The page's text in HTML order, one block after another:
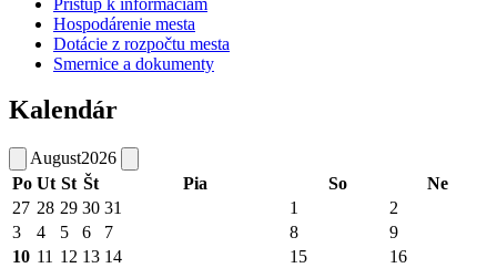
Hospodárenie mesta
Dotácie z rozpočtu mesta
Smernice a dokumenty
Kalendár
August2026
Po Ut St Št Pia So
Ne
27 28 29 30 31 1
2
3
4 5 6 7 8
9
10 11 12 13 14 15
16